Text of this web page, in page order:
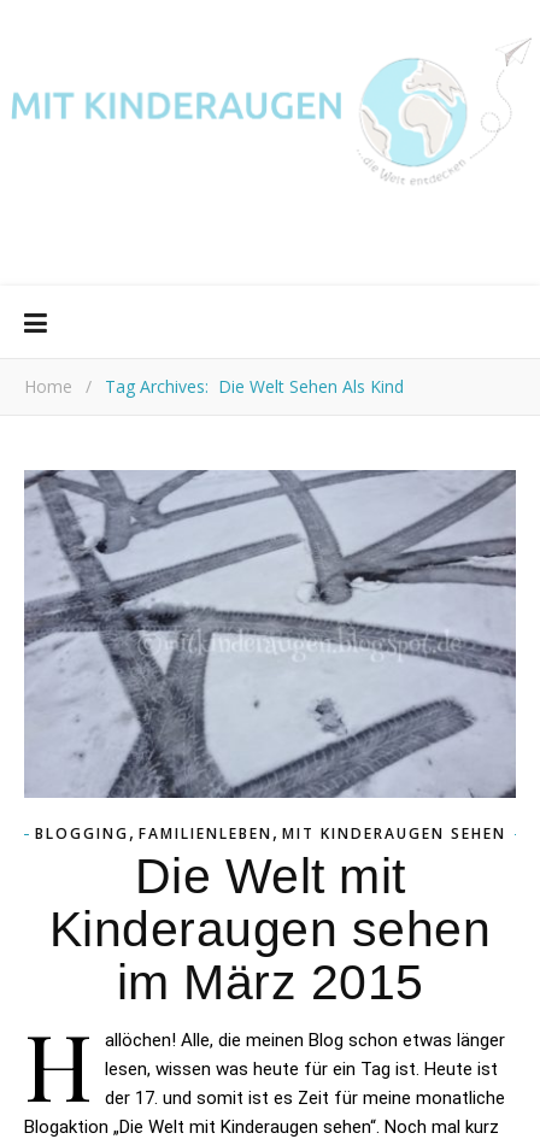
Home / Tag Archives: Die Welt Sehen Als Kind
BLOGGING, FAMILIENLEBEN, MIT KINDERAUGEN SEHEN
Die Welt mit
Kinderaugen sehen
im März 2015
H
allöchen! Alle, die meinen Blog schon etwas länger
lesen, wissen was heute für ein Tag ist. Heute ist
der 17. und somit ist es Zeit für meine monatliche
Blogaktion „Die Welt mit Kinderaugen sehen“. Noch mal kurz